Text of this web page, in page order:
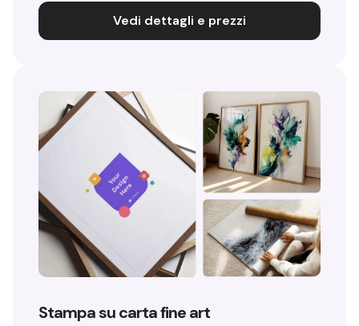
Vedi dettagli e prezzi
Stampa su carta fine art